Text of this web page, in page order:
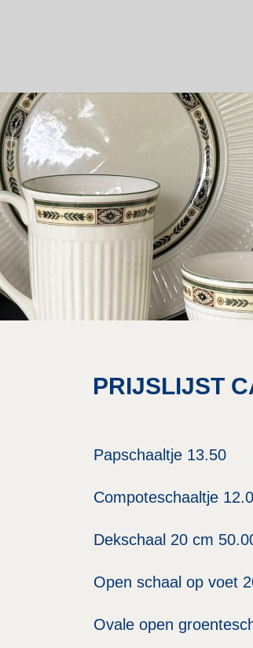
PRIJSLIJST
Papschaaltje 13.50
Compoteschaaltje
Dekschaal 20 cm
Open schaal op voet
Ovale open